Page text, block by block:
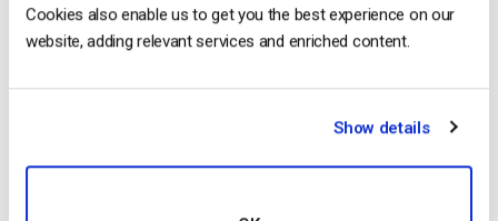
Cookies also enable us to get you the best experience on our
website, adding relevant services and enriched content.
Show details
Jose is a part of the Dacast Customer
Onboarding team and started working with
service/engagement and live streaming